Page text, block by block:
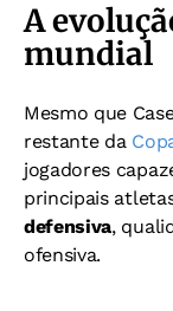
A
mundial
Mesmo que
restante da
jogadores
principais
defensiva,
ofensiva.